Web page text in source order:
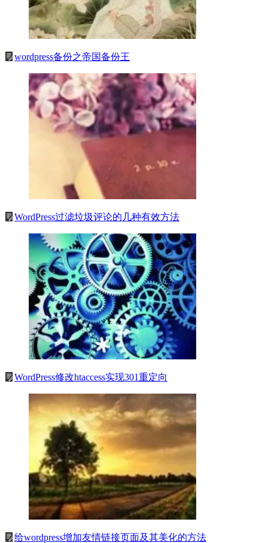
wordpress备份之帝国备份王
WordPress过滤垃圾评论的几种有效方法
WordPress修改htaccess实现301重定向
给wordpress增加友情链接页面及其美化的方法